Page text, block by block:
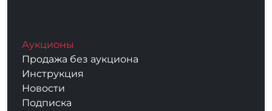
Аукционы
Продажа без аукциона
Инструкция
Новости
Подписка